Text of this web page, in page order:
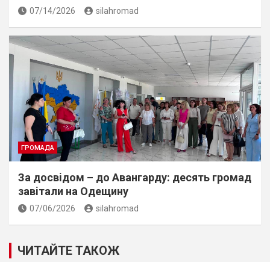
07/14/2026 silahromad
ГРОМАДА
За досвiдом – до Авангарду: десять громад
завiтали на Одещину
07/06/2026 silahromad
ЧИТАЙТЕ ТАКОЖ